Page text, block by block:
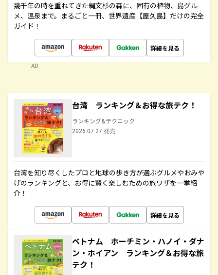
幾千年の時を重ねてきた縄文杉の森に、固有の植物、島グル
メ、温泉まで。まるごと一冊、世界遺産【屋久島】だけの完全
ガイド！
詳細を見る
AD
台湾 ランキング＆お得な旅テク！
ランキング&テクニック
2026.07.27 発売
台湾を知り尽くしたプロと地球の歩き方が選ぶグルメやおみや
げのランキングと、お得に賢く楽しむための旅ワザを一挙紹
介！
詳細を見る
ベトナム ホーチミン・ハノイ・ダナ
ン・ホイアン ランキング＆お得な旅
テク！